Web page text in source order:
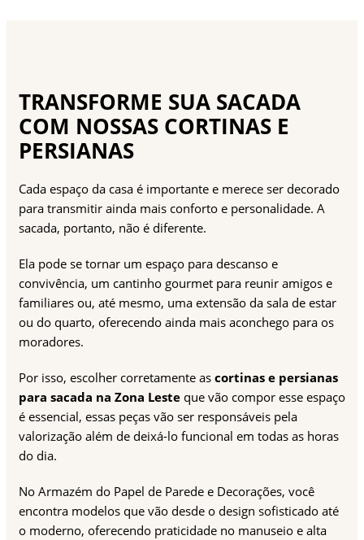
TRANSFORME SUA SACADA
COM NOSSAS CORTINAS E
PERSIANAS
Cada espaço da casa é importante e merece ser decorado
para transmitir ainda mais conforto e personalidade. A
sacada, portanto, não é diferente.
Ela pode se tornar um espaço para descanso e
convivência, um cantinho gourmet para reunir amigos e
familiares ou, até mesmo, uma extensão da sala de estar
ou do quarto, oferecendo ainda mais aconchego para os
moradores.
Por isso, escolher corretamente as cortinas e persianas
para sacada na Zona Leste que vão compor esse espaço
é essencial, essas peças vão ser responsáveis pela
valorização além de deixá-lo funcional em todas as horas
do dia.
No Armazém do Papel de Parede e Decorações, você
encontra modelos que vão desde o design sofisticado até
o moderno, oferecendo praticidade no manuseio e alta